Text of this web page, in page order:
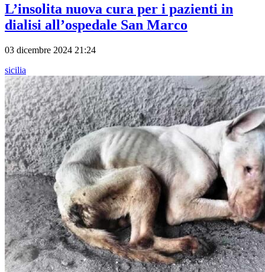
L’insolita nuova cura per i pazienti in
dialisi all’ospedale San Marco
03 dicembre 2024 21:24
sicilia